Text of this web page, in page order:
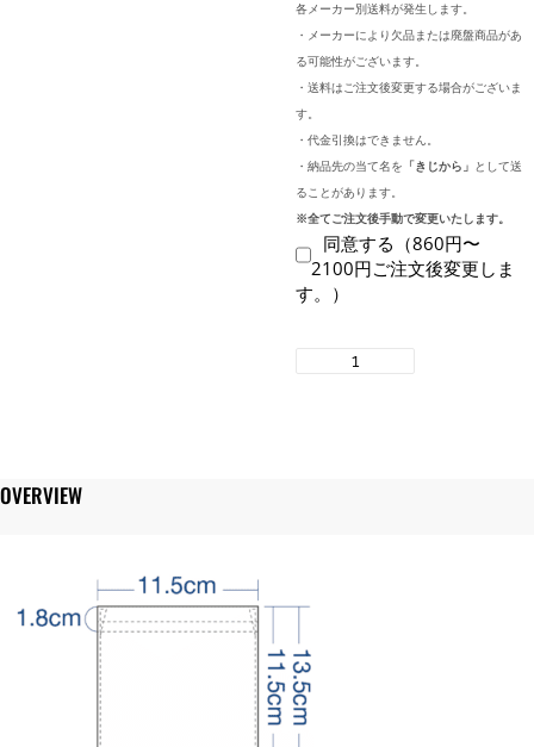
各メーカー別送料が発生します。
・メーカーにより欠品または廃盤商品があ
る可能性がございます。
・送料はご注文後変更する場合がございま
す。
・代金引換はできません。
・納品先の当て名を 「きじから」 として送
ることがあります。
※全てご注文後手動で変更いたします。
同意する（860円〜
2100円ご注文後変更しま
す。）
GILDAN
コ
ト
ン
ポ
ケ
OVERVIEW